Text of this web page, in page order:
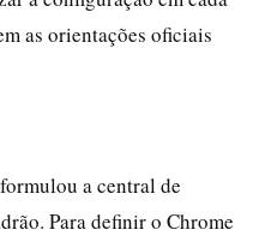
as orientações oficiais
a central de
Para definir o Chrome